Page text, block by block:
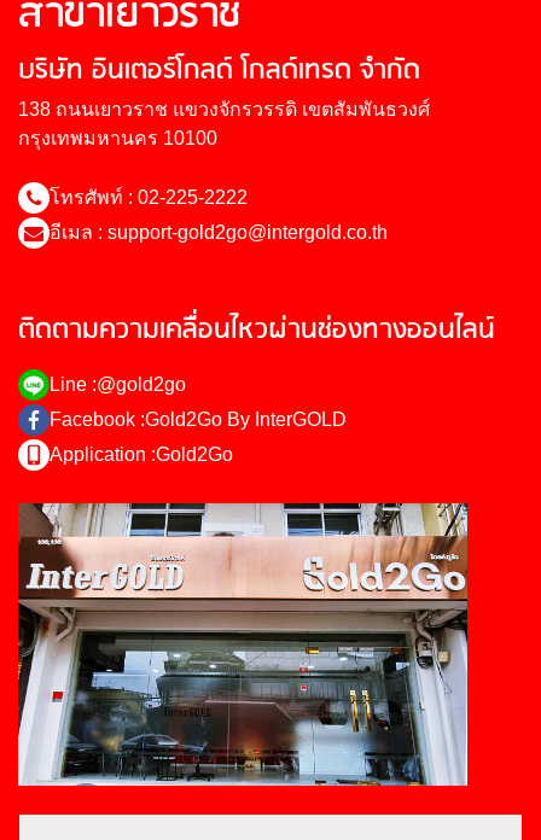
สาขาเยาวราช
บริษัท อินเตอร์โกลด์ โกลด์เทรด จำกัด
138 ถนนเยาวราช แขวงจักรวรรดิ เขตสัมพันธวงศ์
กรุงเทพมหานคร 10100
โทรศัพท์ : 02-225-2222
อีเมล : support-gold2go@intergold.co.th
ติดตามความเคลื่อนไหวผ่านช่องทางออนไลน์
Line :@gold2go
Facebook :Gold2Go By InterGOLD
Application :Gold2Go